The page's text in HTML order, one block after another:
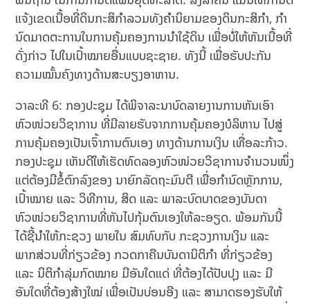
ແຈ້ງເຂດເນື້ອທີ່ດິນກະສິກໍາລວມທັງຄຳນິຍາມຂອງດິນກະສິກຳ, ກຳ
ນົດມາດຕະການໃນການຄຸ້ມຄອງການນໍາໃຊ້ດິນ ເພື່ອບໍ່ໃຫ້ຫັນເນື້ອທີ່
ດັ່ງກ່າວ ໄປໃນເປົ້າໝາຍອື່ນແບບຊະຊາຍ. ທັງນີ້ ເພື່ອຮັບປະກັນ
ຄວາມໝັ້ນຄົງທາງດ້ານສະບຽງອາຫານ.
ວາລະທີ 6: ກອງປະຊຸມ ໄດ້ພິຈາລະນາບົດລາຍງານການຫັນເອົາ
ຫົວໜ່ວຍວິຊາການ ທີ່ມີລາຍຮັບຈາກການຄຸ້ມຄອງບໍລິຫານ ໄປສູ່
ການຄຸ້ມຄອງເປັນເຈົ້າການຕົນເອງ ທາງດ້ານການເງິນ ເທື່ອລະກ້າວ.
ກອງປະຊຸມ ເຫັນດີໃຫ້ເຮັດທົດລອງຫົວໜ່ວຍວິຊາການຈຳນວນໜຶ່ງ
ແຕ່ຕ້ອງມີຂໍ້ຕົກລົງຂອງ ນາຍົກລັດຖະມົນຕີ ເພື່ອກຳນົດຫຼັກການ,
ເປົ້າໝາຍ ແລະ ວິທີການ, ສິດ ແລະ ພາລະບົດບາດຂອງບັນດາ
ຫົວໜ່ວຍວິຊາການທີ່ຫັນໄປກຸ້ມຕົນເອງໃຫ້ລະອຽດ. ພ້ອມກັນນີ້
ໄດ້ຊີ້ນໍາໃຫ້ກະຊວງ ພາຍໃນ ສົມທົບກັບ ກະຊວງການເງິນ ແລະ
ພາກສ່ວນທີ່ກ່ຽວຂ້ອງ ກວດກາຄືນບັນດານິຕິກໍາ ທີ່ກ່ຽວຂ້ອງ
ແລະ ນິຕິກຳລຸ່ມກົດໝາຍ ມີອັນໃດແດ່ ທີ່ຕ້ອງໄດ້ປັບປຸງ ແລະ ມີ
ອັນໃດທີ່ຕ້ອງສ້າງໃໝ່ ເພື່ອເປັນບ່ອນອີງ ແລະ ສາມາດຮອງຮັບໃຫ້